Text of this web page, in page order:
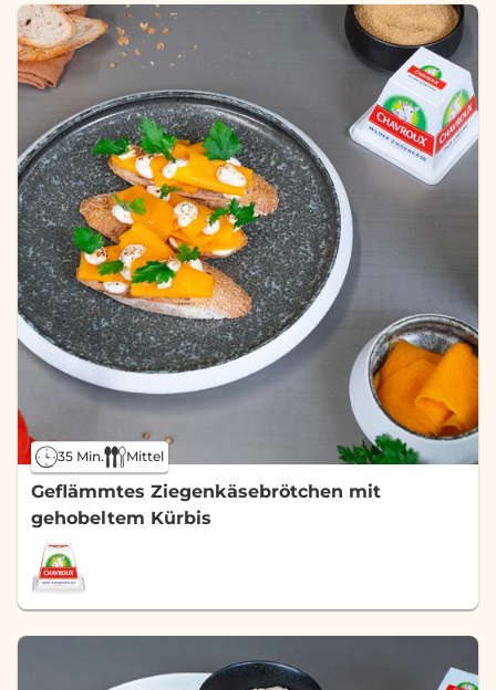
35 Min. Mittel
Geflämmtes Ziegenkäsebrötchen mit
gehobeltem Kürbis